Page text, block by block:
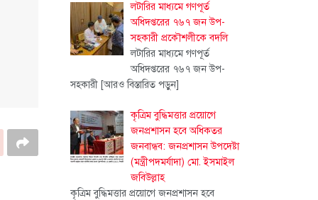
লটারির মাধ্যমে গণপূর্ত
অধিদপ্তরের ৭৬৭ জন উপ-
সহকারী প্রকৌশলীকে বদলি
লটারির মাধ্যমে গণপূর্ত
অধিদপ্তরের ৭৬৭ জন উপ-
সহকারী [আরও বিস্তারিত পড়ুন]
কৃত্রিম বুদ্ধিমত্তার প্রয়োগে
জনপ্রশাসন হবে অধিকতর
জনবান্ধব: জনপ্রশাসন উপদেষ্টা
(মন্ত্রীপদমর্যাদা) মো. ইসমাইল
জবিউল্লাহ
কৃত্রিম বুদ্ধিমত্তার প্রয়োগে জনপ্রশাসন হবে